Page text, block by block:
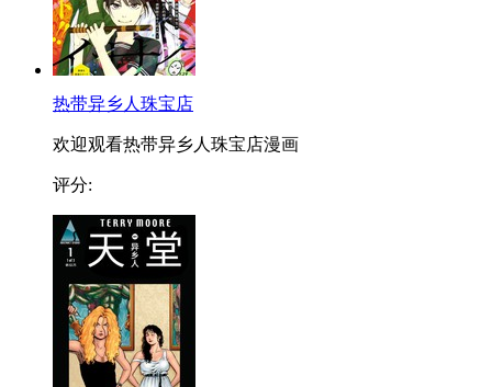
热带异乡人珠宝店
欢迎观看热带异乡人珠宝店漫画
评分: